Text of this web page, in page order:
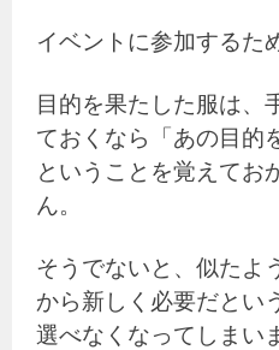
イベントに参加するた
目的を果たした服は、
ておくなら「あの目的
ということを覚えてお
ん。
そうでないと、似たよ
から新しく必要だとい
選べなくなってしまい